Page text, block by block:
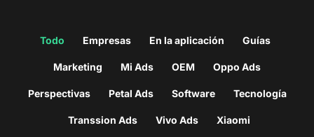
Todo Empresas En la aplicación Guías
Marketing Mi Ads OEM Oppo Ads
Perspectivas Petal Ads Software Tecnología
Transsion Ads Vivo Ads Xiaomi